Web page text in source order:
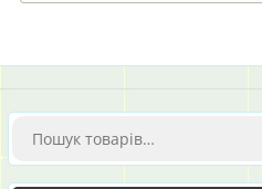
Шукати: